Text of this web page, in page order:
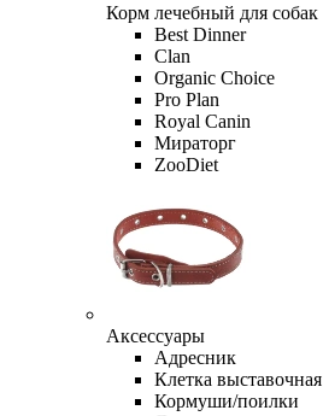
Корм лечебный для собак
Best Dinner
Clan
Organic Сhoice
Pro Plan
Royal Canin
Мираторг
ZooDiet
Аксессуары
Адресник
Клетка выставочная
Кормуши/поилки